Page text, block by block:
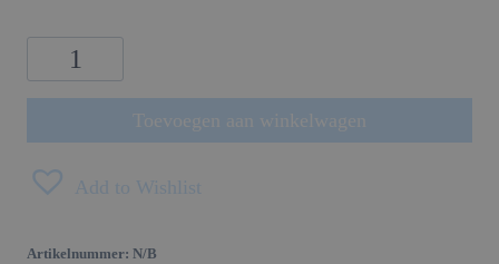
Thule
Sleek
Toevoegen aan winkelwagen
Add to Wishlist
Artikelnummer: N/B